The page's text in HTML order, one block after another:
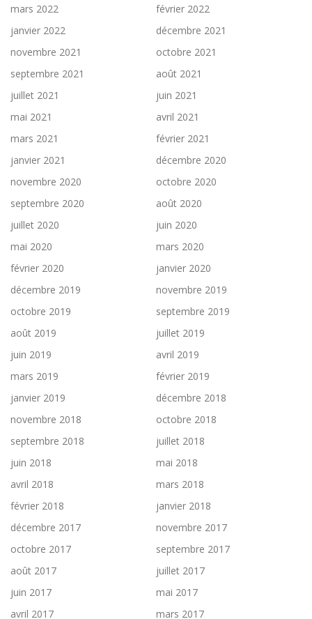
mars 2022
février 2022
janvier 2022
décembre 2021
novembre 2021
octobre 2021
septembre 2021
août 2021
juillet 2021
juin 2021
mai 2021
avril 2021
mars 2021
février 2021
janvier 2021
décembre 2020
novembre 2020
octobre 2020
septembre 2020
août 2020
juillet 2020
juin 2020
mai 2020
mars 2020
février 2020
janvier 2020
décembre 2019
novembre 2019
octobre 2019
septembre 2019
août 2019
juillet 2019
juin 2019
avril 2019
mars 2019
février 2019
janvier 2019
décembre 2018
novembre 2018
octobre 2018
septembre 2018
juillet 2018
juin 2018
mai 2018
avril 2018
mars 2018
février 2018
janvier 2018
décembre 2017
novembre 2017
octobre 2017
septembre 2017
août 2017
juillet 2017
juin 2017
mai 2017
avril 2017
mars 2017